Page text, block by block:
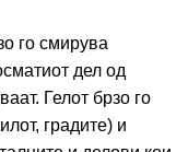
го смирува
дел од
Гелот брзо го
градите) и